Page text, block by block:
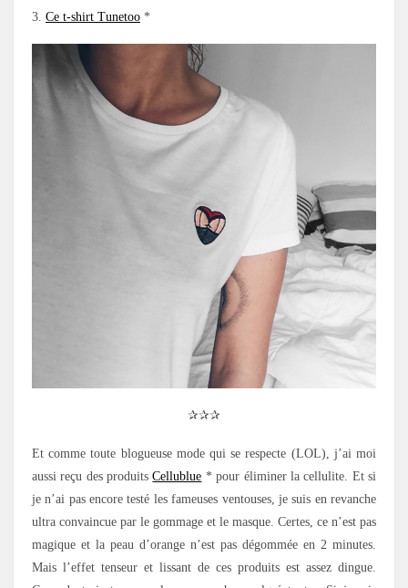
3. Ce t-shirt Tunetoo *
✰✰✰
Et comme toute blogueuse mode qui se respecte (LOL), j’ai moi
aussi reçu des produitsCellublue * pour éliminer la cellulite. Et si
je n’ai pas encore testé les fameuses ventouses, je suis en revanche
ultra convaincue par le gommage et le masque. Certes, ce n’est pas
magique et la peau d’orange n’est pas dégommée en 2 minutes.
Mais l’effet tenseur et lissant de ces produits est assez dingue.